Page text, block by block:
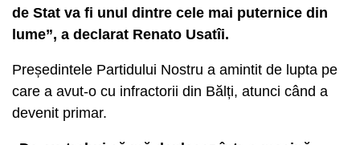
de Stat va fi unul dintre cele mai puternice din
lume”, a declarat Renato Usatîi.
Președintele Partidului Nostru a amintit de lupta pe
care a avut-o cu infractorii din Bălți, atunci când a
devenit primar.